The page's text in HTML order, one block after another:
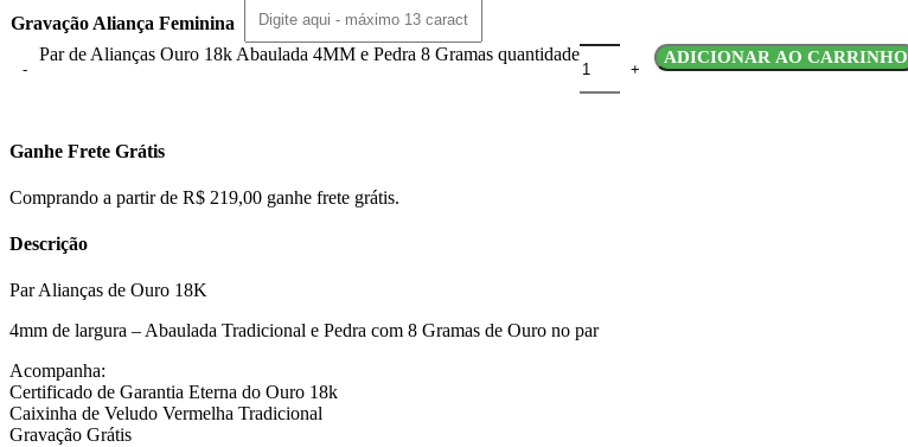
Gravação Aliança Feminina
Par de Alianças Ouro 18k Abaulada 4MM e Pedra 8 Gramas quantidade
ADICIONAR AO CARRINHO
Ganhe Frete Grátis
Comprando a partir de R$ 219,00 ganhe frete grátis.
Descrição
Par Alianças de Ouro 18K
4mm de largura – Abaulada Tradicional e Pedra com 8 Gramas de Ouro no par
Acompanha:
Certificado de Garantia Eterna do Ouro 18k
Caixinha de Veludo Vermelha Tradicional
Gravação Grátis